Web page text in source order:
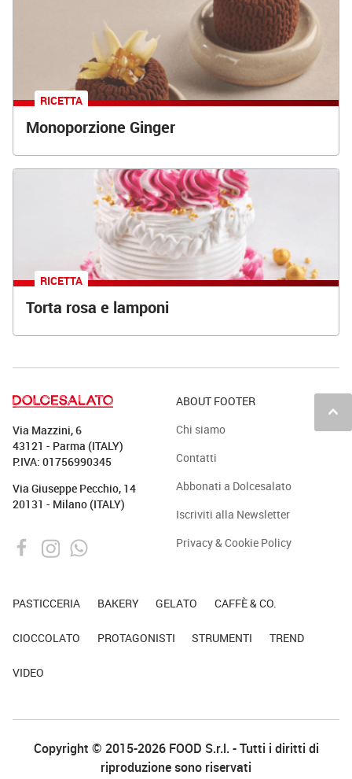
RICETTA
Monoporzione Ginger
RICETTA
Torta rosa e lamponi
keyboard_arrow_up
Via Mazzini, 6
43121 - Parma (ITALY)
P.IVA: 01756990345
Via Giuseppe Pecchio, 14
20131 - Milano (ITALY)
ABOUT FOOTER
Chi siamo
Contatti
Abbonati a Dolcesalato
Iscriviti alla Newsletter
Privacy & Cookie Policy
PASTICCERIA BAKERY GELATO CAFFÈ & CO.
CIOCCOLATO PROTAGONISTI STRUMENTI TREND
VIDEO
Copyright © 2015-2026 FOOD S.r.l. - Tutti i diritti di
riproduzione sono riservati